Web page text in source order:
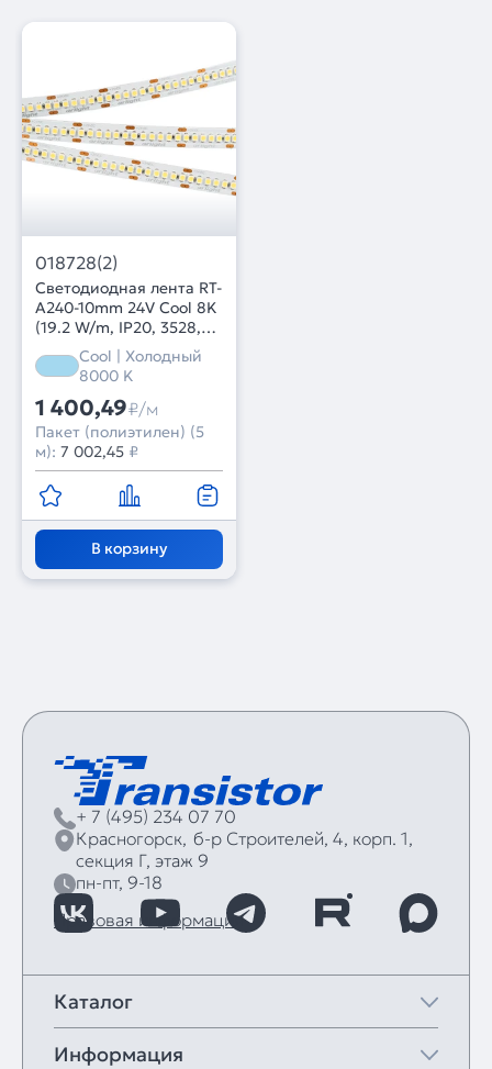
018728(2)
Светодиодная лента RT-
A240-10mm 24V Cool 8K
(19.2 W/m, IP20, 3528,
5m) (Arlight, 19.2 Вт/м,
IP20)
Cool | Холодный
8000 K
1 400,49₽/м
Пакет (полиэтилен) (5
м): 7 002,45 ₽
В корзину
+ 7 (495) 234 07 70
Красногорск, б‑р Строителей, 4, корп. 1,
секция Г, этаж 9
пн-пт, 9-18
Правовая информация
Каталог
Информация